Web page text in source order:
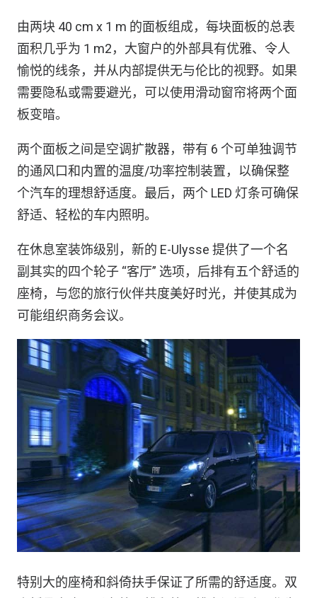
由两块 40 cm x 1 m 的面板组成，每块面板的总表
面积几乎为 1 m2，大窗户的外部具有优雅、令人
愉悦的线条，并从内部提供无与伦比的视野。如果
需要隐私或需要避光，可以使用滑动窗帘将两个面
板变暗。
两个面板之间是空调扩散器，带有 6 个可单独调节
的通风口和内置的温度/功率控制装置，以确保整
个汽车的理想舒适度。最后，两个 LED 灯条可确保
舒适、轻松的车内照明。
在休息室装饰级别，新的 E-Ulysse 提供了一个名
副其实的四个轮子 “客厅” 选项，后排有五个舒适的
座椅，与您的旅行伙伴共度美好时光，并使其成为
可能组织商务会议。
特别大的座椅和斜倚扶手保证了所需的舒适度。双